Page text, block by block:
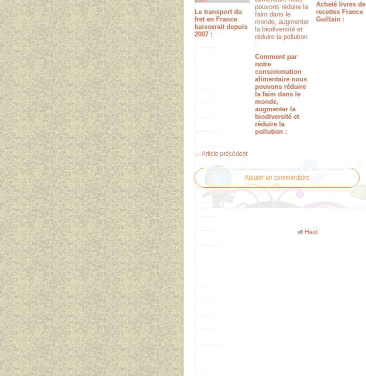
Le transport du
fret en France
baisserait depuis
2007 :
Comment par
notre
consommation
alimentaire nous
pouvons réduire
la faim dans le
monde,
augmenter la
biodiversité et
réduire la
pollution :
Acheté livres de
recettes France
Guillain :
← Article précédent
Ajouter un commentaire
Haut